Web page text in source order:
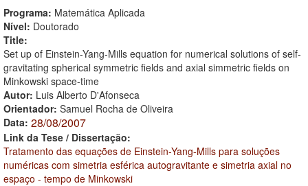
Programa: Matemática Aplicada
Nível: Doutorado
Title:
Set up of Einstein-Yang-Mills equation for numerical solutions of self-
gravitating spherical symmetric fields and axial simmetric fields on
Minkowski space-time
Autor: Luis Alberto D'Afonseca
Orientador: Samuel Rocha de Oliveira
Data: 28/08/2007
Link da Tese / Dissertação:
Tratamento das equações de Einstein-Yang-Mills para soluções
numéricas com simetria esférica autogravitante e simetria axial no
espaço - tempo de Minkowski